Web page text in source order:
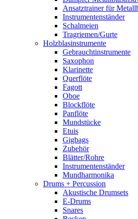
Ansatztrainer für
Instrumentenständer
Schalmeien
Tragriemen/Gurte
Holzblasinstrumente
Gebrauchtinstrumente
Saxophon
Klarinette
Querflöte
Fagott
Oboe
Blockflöte
Panflöte
Mundstücke
Etuis
Gigbags
Zubehör
Blätter/Rohre
Instrumentenständer
Mundharmonika
Drums + Percussion
Akustische Drumsets
E-Drums
Snares